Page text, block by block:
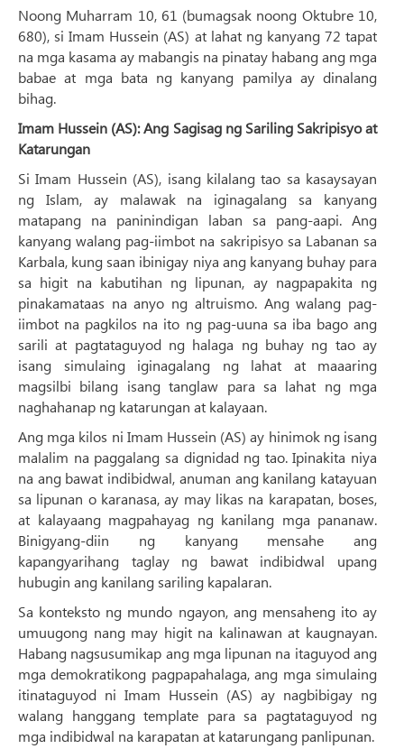
Noong Muharram 10, 61 (bumagsak noong Oktubre 10,
680), si Imam Hussein (AS) at lahat ng kanyang 72 tapat
na mga kasama ay mabangis na pinatay habang ang mga
babae at mga bata ng kanyang pamilya ay dinalang
bihag.
Imam Hussein (AS): Ang Sagisag ng Sariling Sakripisyo at
Katarungan
Si Imam Hussein (AS), isang kilalang tao sa kasaysayan
ng Islam, ay malawak na iginagalang sa kanyang
matapang na paninindigan laban sa pang-aapi. Ang
kanyang walang pag-iimbot na sakripisyo sa Labanan sa
Karbala, kung saan ibinigay niya ang kanyang buhay para
sa higit na kabutihan ng lipunan, ay nagpapakita ng
pinakamataas na anyo ng altruismo. Ang walang pag-
iimbot na pagkilos na ito ng pag-uuna sa iba bago ang
sarili at pagtataguyod ng halaga ng buhay ng tao ay
isang simulaing iginagalang ng lahat at maaaring
magsilbi bilang isang tanglaw para sa lahat ng mga
naghahanap ng katarungan at kalayaan.
Ang mga kilos ni Imam Hussein (AS) ay hinimok ng isang
malalim na paggalang sa dignidad ng tao. Ipinakita niya
na ang bawat indibidwal, anuman ang kanilang katayuan
sa lipunan o karanasa, ay may likas na karapatan, boses,
at kalayaang magpahayag ng kanilang mga pananaw.
Binigyang-diin ng kanyang mensahe ang
kapangyarihang taglay ng bawat indibidwal upang
hubugin ang kanilang sariling kapalaran.
Sa konteksto ng mundo ngayon, ang mensaheng ito ay
umuugong nang may higit na kalinawan at kaugnayan.
Habang nagsusumikap ang mga lipunan na itaguyod ang
mga demokratikong pagpapahalaga, ang mga simulaing
itinataguyod ni Imam Hussein (AS) ay nagbibigay ng
walang hanggang template para sa pagtataguyod ng
mga indibidwal na karapatan at katarungang panlipunan.